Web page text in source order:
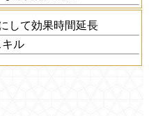
して効果時間延長
ル